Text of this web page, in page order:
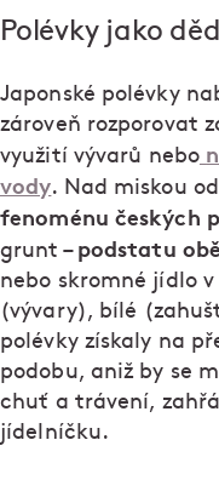
Polévky jako
Japonské polévky
zároveň rozporovat
využití vývarů nebo
vody. Nad miskou
fenoménu českých
grunt – podstatu
nebo skromné jídlo
(vývary), bílé
polévky získaly na
podobu, aniž by se
chuť a trávení,
jídelníčku.